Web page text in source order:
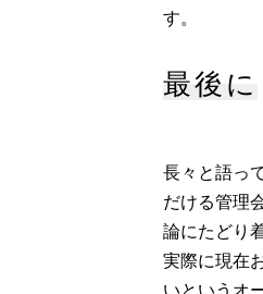
す。
最後に
長々と語っ
だける管理
論にたどり
実際に現在